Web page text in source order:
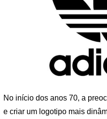
No início dos anos 70, a
e criar um logotipo mais